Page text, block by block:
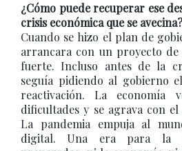
¿Cómo puede recuperar ese
crisis económica que se avecina?
Cuando se hizo el plan de
arrancara con un proyecto de
fuerte. Incluso antes de la
seguía pidiendo al gobierno
reactivación. La economía
dificultades y se agrava con
La pandemia empuja al
digital. Una era para la